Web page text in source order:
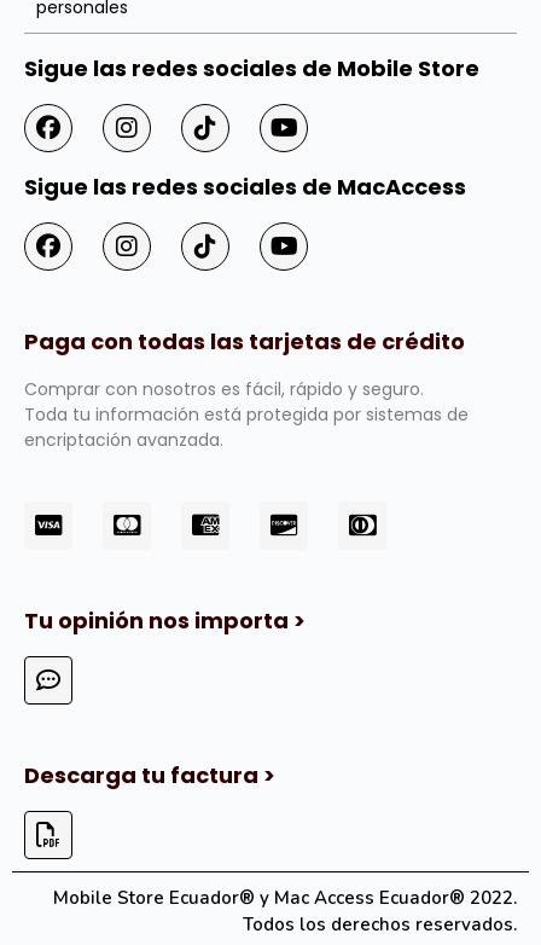
personales
Sigue las redes sociales de Mobile Store
Sigue las redes sociales de MacAccess
Paga con todas las tarjetas de crédito
Comprar con nosotros es fácil, rápido y seguro.
Toda tu información está protegida por sistemas de
encriptación avanzada.
Tu opinión nos importa >
Descarga tu factura >
Mobile Store Ecuador® y Mac Access Ecuador® 2022.
Todos los derechos reservados.